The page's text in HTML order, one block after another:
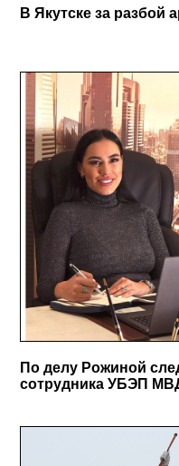
В Якутске за разбой
По делу Рожиной
сотрудника УБЭП